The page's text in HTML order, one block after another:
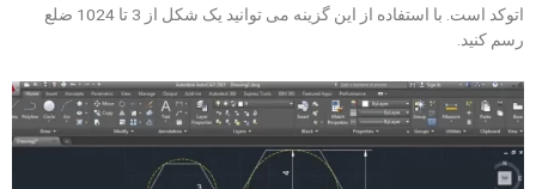
اتوکد است. با استفاده از این گزینه می توانید یک شکل از 3 تا 1024 ضلع
رسم کنید.